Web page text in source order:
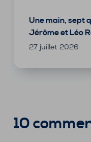
Une main, sept
Jérôme et Léo
27 juillet 2026
10